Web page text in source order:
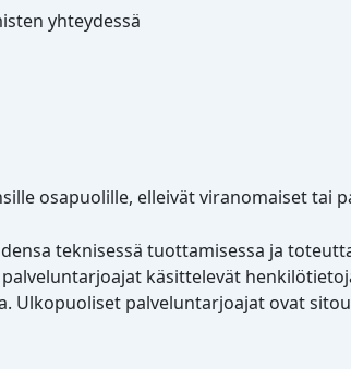
yhteydessä
osapuolille, elleivät viranomaiset tai
teknisessä tuottamisessa ja
käsittelevät
palveluntarjoajat ovat